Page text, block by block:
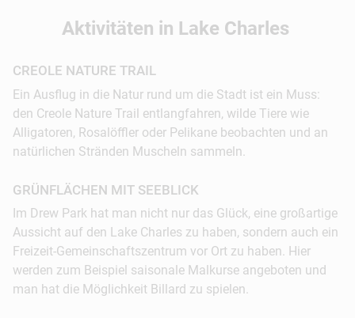
19:00 Uhr:Den letzten Tag mit einer Kostprobe
verschiedener lokaler und regionaler Biere in der
Rikenjaks Brewing Company abrunden, dabei
lustige Outdoor-Spiele spielen und dem
farbenfrohen Sonnenuntergang zusehen.
Aktivitäten in Lake Charles
CREOLE NATURE TRAIL
Ein Ausflug in die Natur rund um die Stadt ist ein Muss:
den Creole Nature Trail entlangfahren, wilde Tiere wie
Alligatoren, Rosalöffler oder Pelikane beobachten und an
natürlichen Stränden Muscheln sammeln.
GRÜNFLÄCHEN MIT SEEBLICK
Im Drew Park hat man nicht nur das Glück, eine großartige
Aussicht auf den Lake Charles zu haben, sondern auch ein
Freizeit-Gemeinschaftszentrum vor Ort zu haben. Hier
werden zum Beispiel saisonale Malkurse angeboten und
man hat die Möglichkeit Billard zu spielen.